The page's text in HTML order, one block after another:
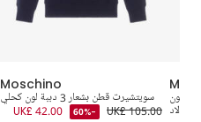
Moschino
سويتشيرت قطن بشعار 3 دببة لون كحلي
UK£ 105.00
-60%
UK£ 42.00
لون
للأولاد